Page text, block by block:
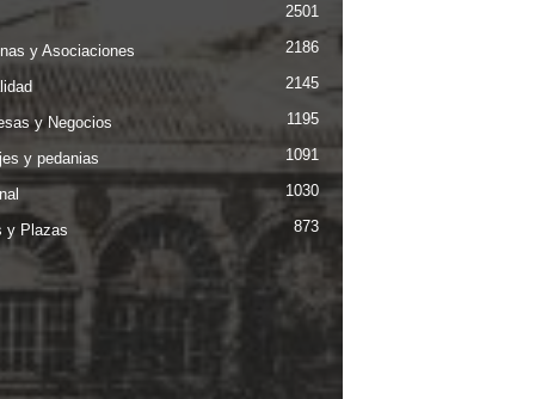
2501
y Asociaciones 2186
2145
y Negocios 1195
y pedanias 1091
1030
y Plazas 873